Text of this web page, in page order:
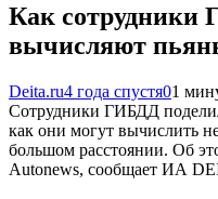
Как сотрудники
вычисляют
Deita.ru4 года спустя01
Сотрудники ГИБДД
как они могут вычислить
большом расстоянии. Об
Autonews, сообщает ИА